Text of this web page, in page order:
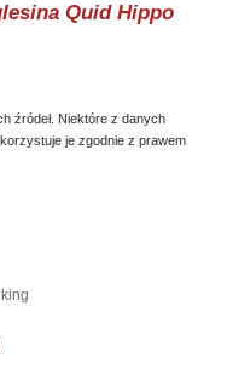
Quid Hippo
źródeł. Niektóre z danych
je zgodnie z prawem